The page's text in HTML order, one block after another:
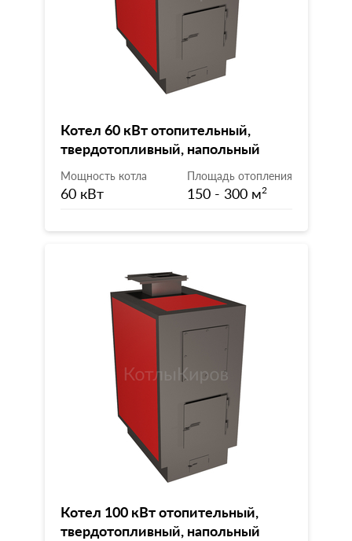
Котел 60 кВт отопительный,
твердотопливный, напольный
Мощность котла
60 кВт
Площадь отопления
150 - 300 м2
Котел 100 кВт отопительный,
твердотопливный, напольный